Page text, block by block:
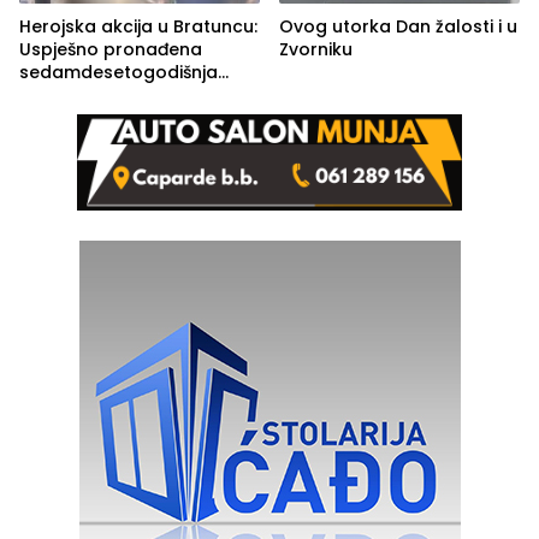
Herojska akcija u Bratuncu:
Uspješno pronađena
sedamdesetogodišnja
Kravice.
Ovog utorka Dan žalosti i u
Zvorniku